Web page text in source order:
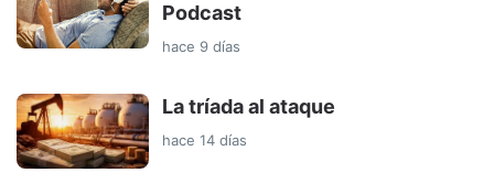
Podcast
hace 9 días
La tríada al ataque
hace 14 días